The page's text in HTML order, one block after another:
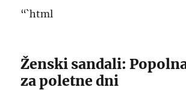
“`html
Ženski sandali:
za poletne dni